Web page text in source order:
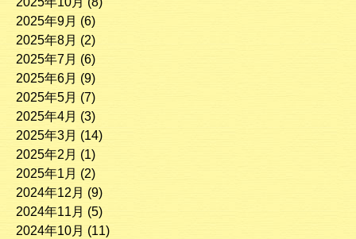
2025年9月 (6)
2025年8月 (2)
2025年7月 (6)
2025年6月 (9)
2025年5月 (7)
2025年4月 (3)
2025年3月 (14)
2025年2月 (1)
2025年1月 (2)
2024年12月 (9)
2024年11月 (5)
2024年10月 (11)